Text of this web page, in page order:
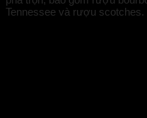
Tennessee và rượu scotches.